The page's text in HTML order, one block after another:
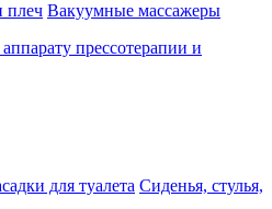
плеч Вакуумные массажеры
прессотерапии и
для туалета Сиденья, стулья,